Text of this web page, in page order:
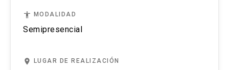
declaración de apertura.
Acordar las reglas básicas.
mediación.
accessibility MODALIDAD
Semipresencial
place LUGAR DE REALIZACIÓN